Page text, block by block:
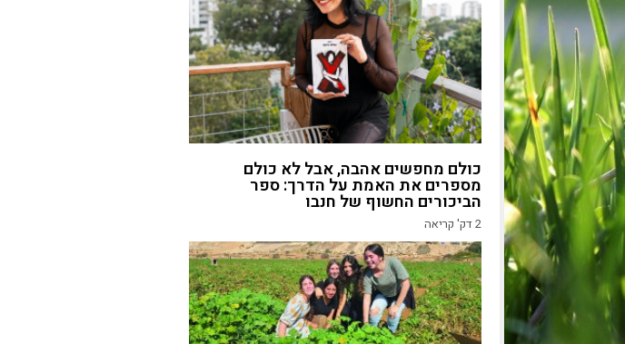
כולם מחפשים אהבה, אבל לא כולם
מספרים את האמת על הדרך: ספר
הביכורים החשוף של חנבו
2דק' קריאה